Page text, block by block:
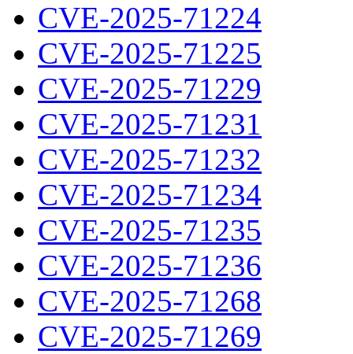
CVE-2025-71224
CVE-2025-71225
CVE-2025-71229
CVE-2025-71231
CVE-2025-71232
CVE-2025-71234
CVE-2025-71235
CVE-2025-71236
CVE-2025-71268
CVE-2025-71269